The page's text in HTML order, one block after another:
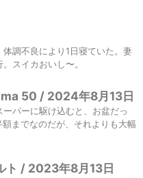
調不良により1日寝ていた。妻
スイカおいし〜。
50 / 2024年8月13日
パーに駆け込むと、お盆だっ
までなのだが、それよりも大幅
ト / 2023年8月13日